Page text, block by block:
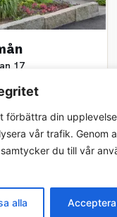
förbättra din
vår trafik. Genom
du till vår
alla Acceptera
17
bostadsaktiebolag